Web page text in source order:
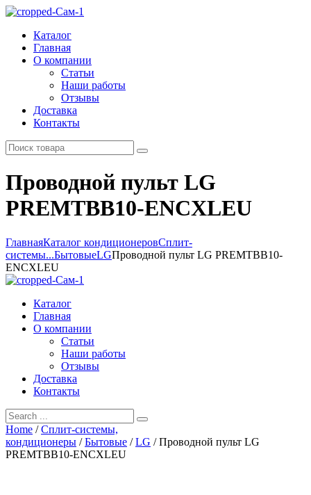
Каталог
Главная
О компании
Статьи
Наши работы
Отзывы
Доставка
Контакты
Проводной пульт LG
PREMTBB10-ENCXLEU
ГлавнаяКаталог кондиционеровСплит-
системы...БытовыеLGПроводной пульт LG PREMTBB10-
ENCXLEU
Каталог
Главная
О компании
Статьи
Наши работы
Отзывы
Доставка
Контакты
Home /Сплит-системы,
кондиционеры /Бытовые /LG / Проводной пульт LG
PREMTBB10-ENCXLEU